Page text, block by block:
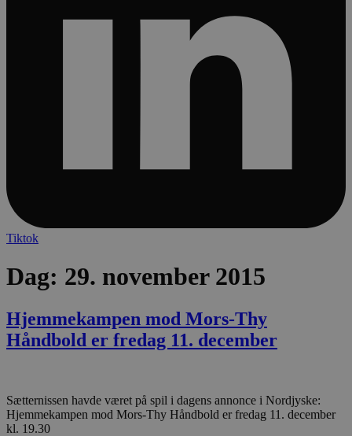
Tiktok
Dag: 29. november 2015
Hjemmekampen mod Mors-Thy
Håndbold er fredag 11. december
Sætternissen havde været på spil i dagens annonce i Nordjyske:
Hjemmekampen mod Mors-Thy Håndbold er fredag 11. december
kl. 19.30